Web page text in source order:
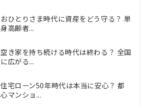
おひとりさま時代に資産をどう守る？ 単
身高齢者...
空き家を持ち続ける時代は終わる？ 全国
に広がる...
住宅ローン50年時代は本当に安心？ 都
心マンショ...